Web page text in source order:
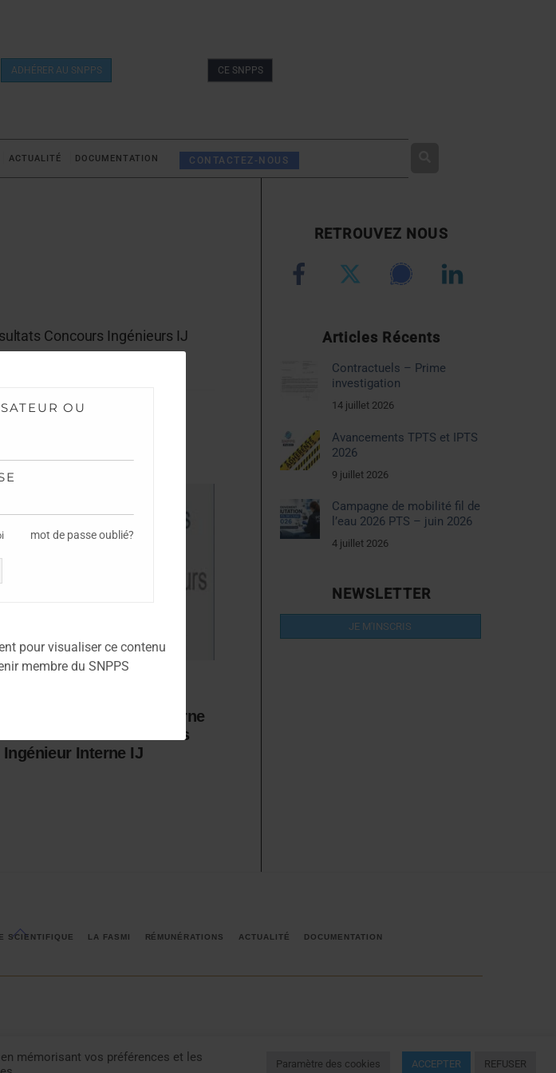
OU
mot de passe oublié?
pour visualiser ce contenu
membre du SNPPS
ACTUALITÉ DOCUMENTATION CONTACTEZ-NOUS
ADHÉRER AU SNPPS CE SNPPS
Concours Ingénieurs IJ
Concours Ingénieur Externe
et Admissibilité Concours
Ingénieur Interne IJ
RETROUVEZ NOUS
Articles Récents
Contractuels – Prime
investigation
14 juillet 2026
Avancements TPTS et IPTS
2026
9 juillet 2026
Campagne de mobilité fil de
l’eau 2026 PTS – juin 2026
4 juillet 2026
NEWSLETTER
JE M'INSCRIS
Back
SCIENTIFIQUE LA FASMI RÉMUNÉRATIONS ACTUALITÉ DOCUMENTATION
mémorisant vos préférences et les
Paramètre des cookies ACCEPTER REFUSER